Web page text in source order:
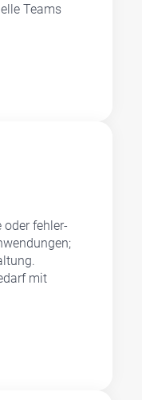
Teams
oder feh­ler­
mit